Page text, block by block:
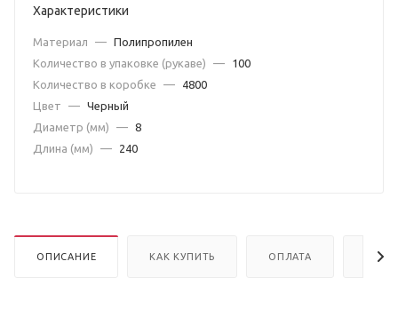
Характеристики
Материал — Полипропилен
Количество в упаковке (рукаве)
—
100
Количество в коробке
—
4800
Цвет
— Черный
Диаметр (мм)
— 8
Длина (мм)
— 240
ОПИСАНИЕ КАК КУПИТЬ ОПЛАТА